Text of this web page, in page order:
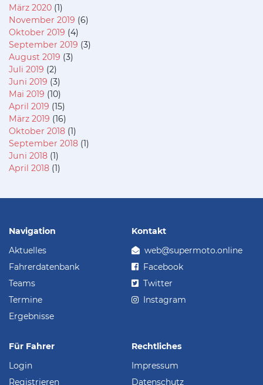
März 2020 (1)
November 2019 (6)
Oktober 2019 (4)
September 2019 (3)
August 2019 (3)
Juli 2019 (2)
Juni 2019 (3)
Mai 2019 (10)
April 2019 (15)
März 2019 (16)
Oktober 2018 (1)
September 2018 (1)
Juni 2018 (1)
April 2018 (1)
Navigation
Aktuelles
Fahrerdatenbank
Teams
Termine
Ergebnisse
Kontakt
web@supermoto.online
Facebook
Twitter
Instagram
Für Fahrer
Login
Registrieren
Rechtliches
Impressum
Datenschutz